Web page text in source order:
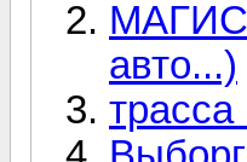
авто...)